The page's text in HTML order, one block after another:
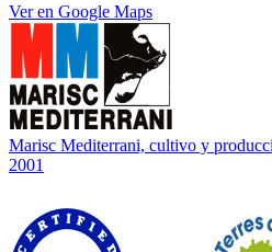
Ver en Google Maps
Marisc Mediterrani, cultivo y
2001